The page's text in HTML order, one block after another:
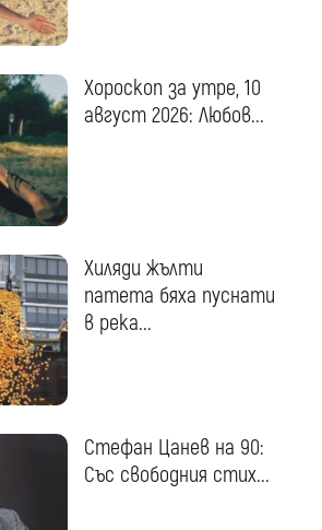
Хороскоп за утре, 10
август 2026: Любов...
Хиляди жълти
патета бяха пуснати
в река...
Стефан Цанев на 90:
Със свободния стих...